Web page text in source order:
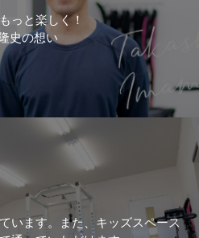
っと楽しく！
史の想い
います。また、キッズスペース